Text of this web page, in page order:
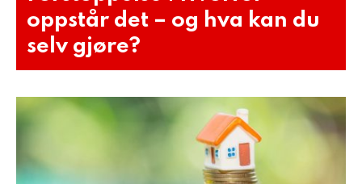
oppstår det – og hva kan du
selv gjøre?